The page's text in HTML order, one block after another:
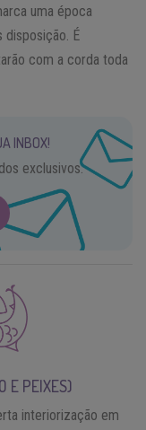
uma época
disposição. É
com a corda toda
INBOX!
exclusivos.
E PEIXES)
interiorização em